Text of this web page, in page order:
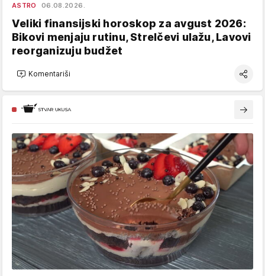
ASTRO 06.08.2026.
Veliki finansijski horoskop za avgust 2026:
Bikovi menjaju rutinu, Strelčevi ulažu, Lavovi
reorganizuju budžet
Komentariši